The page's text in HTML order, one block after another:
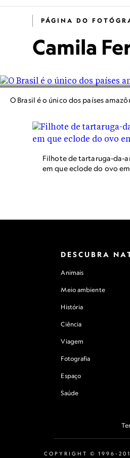
PÁGINA DO
Camila
O Brasil é o único dos países
Filhote de tartaruga-da-
em que eclode do ovo
DESCUBRA
Animais
Meio ambiente
História
Ciência
Viagem
Fotografia
Espaço
Saúde
COPYRIGHT © 1996-